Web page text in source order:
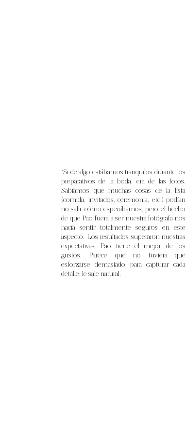
“Si de algo estábamos tranquilos durante los
preparativos de la boda, era de las fotos.
Sabíamos que muchas cosas de la lista
(comida, invitados, ceremonia, etc.) podían
no salir cómo esperábamos, pero el hecho
de que Pao fuera a ser nuestra fotógrafa nos
hacía sentir totalmente seguros en este
aspecto. Los resultados superaron nuestras
expectativas. Pao tiene el mejor de los
gustos. Parece que no tuviera que
esforzarse demasiado para capturar cada
detalle; le sale natural.